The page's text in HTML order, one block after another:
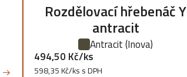
Rozdělovací hřebenáč Y
antracit
Antracit(Inova)
494,50 Kč/ks
598,35 Kč/ks s DPH